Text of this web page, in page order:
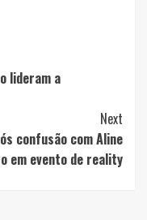
lideram a
Next
confusão com Aline
em evento de reality